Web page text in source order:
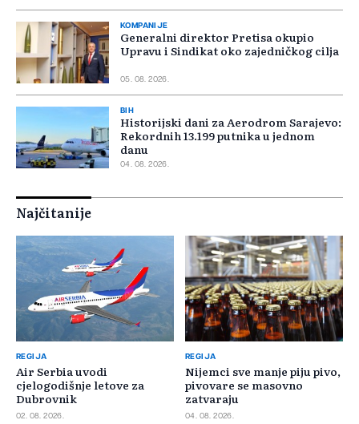
KOMPANIJE
Generalni direktor Pretisa okupio
Upravu i Sindikat oko zajedničkog cilja
05. 08. 2026.
BIH
Historijski dani za Aerodrom Sarajevo:
Rekordnih 13.199 putnika u jednom
danu
04. 08. 2026.
Najčitanije
REGIJA
Air Serbia uvodi
cjelogodišnje letove za
Dubrovnik
02. 08. 2026.
REGIJA
Nijemci sve manje piju pivo,
pivovare se masovno
zatvaraju
04. 08. 2026.